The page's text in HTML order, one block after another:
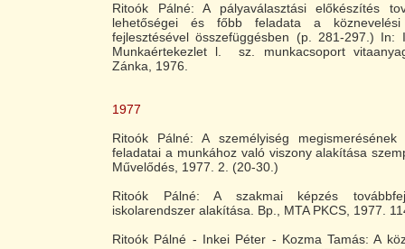
Ritoók Pálné: A pályaválasztási előkészítés
lehetőségei és főbb feladata a
fejlesztésével összefüggésben (p. 281-297.) In:
Munkaértekezlet l. sz. munkacsoport
Zánka, 1976.
1977
Ritoók Pálné: A személyiség megismerésének
feladatai a munkához való viszony alakítása
Művelődés, 1977. 2. (20-30.)
Ritoók Pálné: A szakmai képzés
iskolarendszer alakítása. Bp., MTA PKCS, 1977.
Ritoók Pálné - Inkei Péter - Kozma Tamás: A